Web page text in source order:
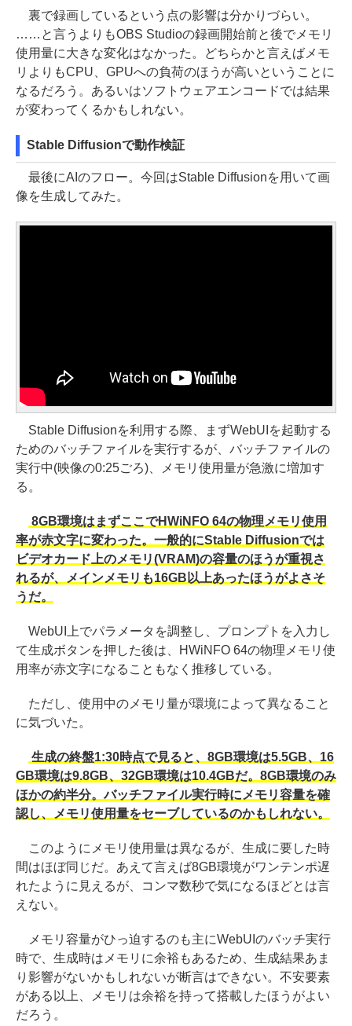
裏で録画しているという点の影響は分かりづらい。
……と言うよりもOBS Studioの録画開始前と後でメモリ
使用量に大きな変化はなかった。どちらかと言えばメモ
リよりもCPU、GPUへの負荷のほうが高いということに
なるだろう。あるいはソフトウェアエンコードでは結果
が変わってくるかもしれない。
Stable Diffusionで動作検証
最後にAIのフロー。今回はStable Diffusionを用いて画
像を生成してみた。
Stable Diffusionを利用する際、まずWebUIを起動する
ためのバッチファイルを実行するが、バッチファイルの
実行中(映像の0:25ごろ)、メモリ使用量が急激に増加す
る。
8GB環境はまずここでHWiNFO 64の物理メモリ使用
率が赤文字に変わった。一般的にStable Diffusionでは
ビデオカード上のメモリ(VRAM)の容量のほうが重視さ
れるが、メインメモリも16GB以上あったほうがよさそ
うだ。
WebUI上でパラメータを調整し、プロンプトを入力し
て生成ボタンを押した後は、HWiNFO 64の物理メモリ使
用率が赤文字になることもなく推移している。
ただし、使用中のメモリ量が環境によって異なること
に気づいた。
生成の終盤1:30時点で見ると、8GB環境は5.5GB、16
GB環境は9.8GB、32GB環境は10.4GBだ。8GB環境のみ
ほかの約半分。バッチファイル実行時にメモリ容量を確
認し、メモリ使用量をセーブしているのかもしれない。
このようにメモリ使用量は異なるが、生成に要した時
間はほぼ同じだ。あえて言えば8GB環境がワンテンポ遅
れたように見えるが、コンマ数秒で気になるほどとは言
えない。
メモリ容量がひっ迫するのも主にWebUIのバッチ実行
時で、生成時はメモリに余裕もあるため、生成結果あま
り影響がないかもしれないが断言はできない。不安要素
がある以上、メモリは余裕を持って搭載したほうがよい
だろう。